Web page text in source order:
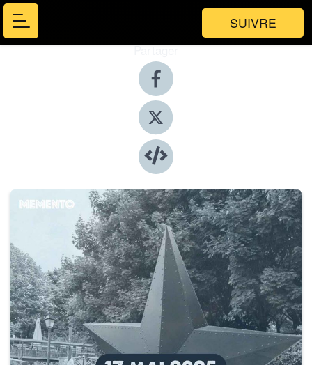
SUIVRE
Partager